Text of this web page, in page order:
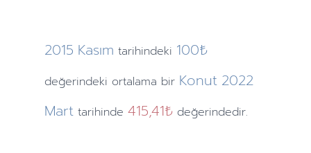
2015 Kasım tarihindeki 100₺
değerindeki ortalama bir Konut 2022
Mart tarihinde 415,41₺ değerindedir.